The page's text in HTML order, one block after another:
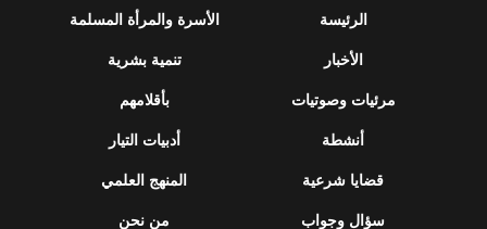
الرئيسة
الأخبار
مرئيات وصوتيات
أنشطة
قضايا شرعية
سؤال وجواب
الأسرة والمرأة المسلمة
تنمية بشرية
بأقلامهم
أدبيات التيار
المنهج العلمي
من نحن